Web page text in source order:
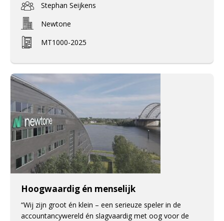
Stephan Seijkens
Newtone
MT1000-2025
Hoogwaardig én menselijk
“Wij zijn groot én klein – een serieuze speler in de
accountancywereld én slagvaardig met oog voor de